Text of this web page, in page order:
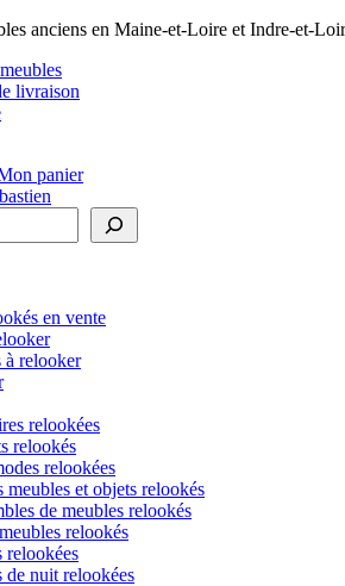
anciens en Maine-et-Loire et Indre-et-
livraison
en vente
à relooker
relookées
relookés
relookées
meubles et objets relookés
de meubles relookés
relookés
relookées
de nuit relookées